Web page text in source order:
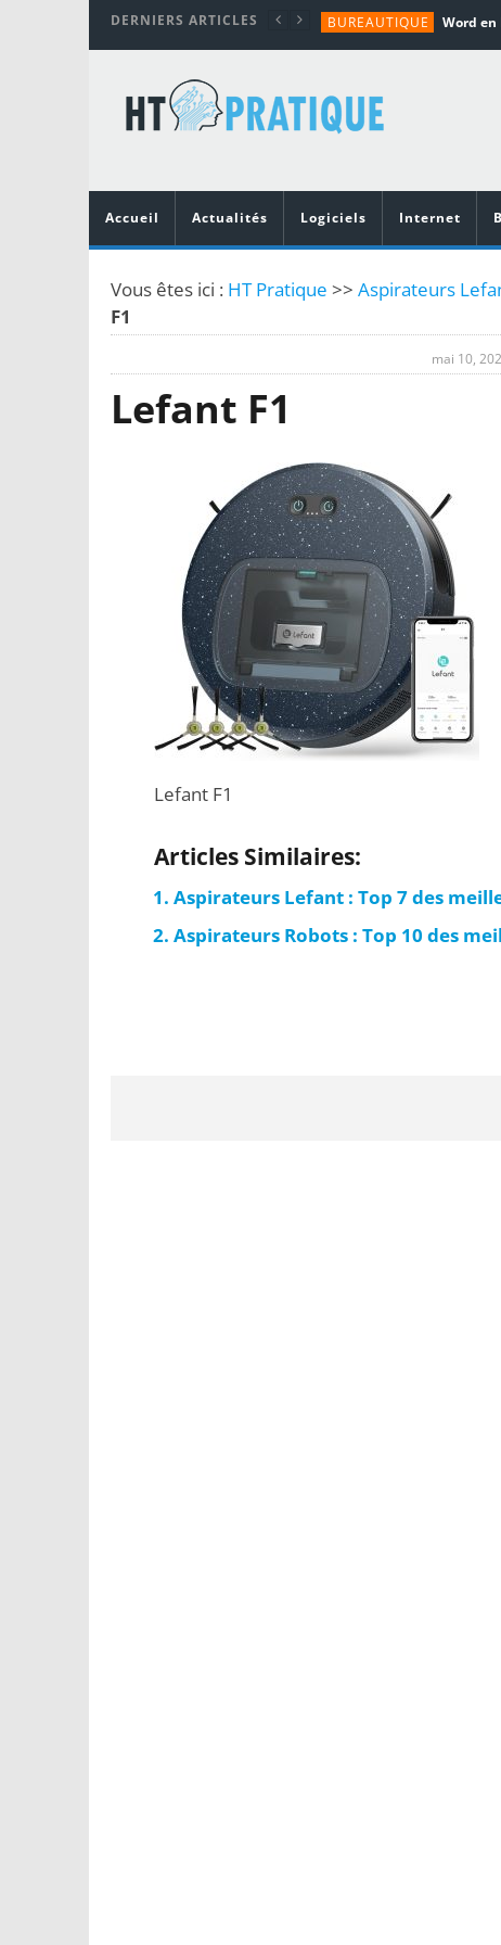
DERNIERS ARTICLES BUREAUTIQUE
TUTORIALS
MATÉRIEL
Accueil
Actualités Logiciels Internet
Vous êtes ici : HT Pratique >> Aspirateurs
F1
mai 10,
Lefant F1
Lefant F1
Articles Similaires:
Aspirateurs Lefant : Top 7 des
Aspirateurs Robots : Top 10 des